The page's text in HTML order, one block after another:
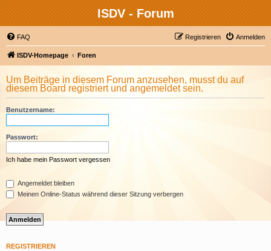
ISDV - Forum
FAQ Anmelden
Registrieren
ISDV-Homepage Foren
Um Beiträge in diesem Forum anzusehen, musst du auf
diesem Board registriert und angemeldet sein.
Benutzername:
Passwort:
Ich habe mein Passwort vergessen
Angemeldet bleiben
Meinen Online-Status während dieser Sitzung verbergen
REGISTRIEREN